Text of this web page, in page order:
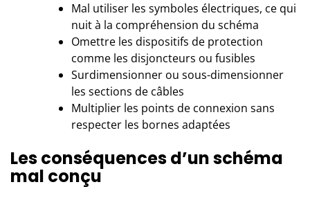
Mal utiliser les symboles électriques, ce qui
nuit à la compréhension du schéma
Omettre les dispositifs de protection
comme les disjoncteurs ou fusibles
Surdimensionner ou sous-dimensionner
les sections de câbles
Multiplier les points de connexion sans
respecter les bornes adaptées
Les conséquences d’un schéma
mal conçu